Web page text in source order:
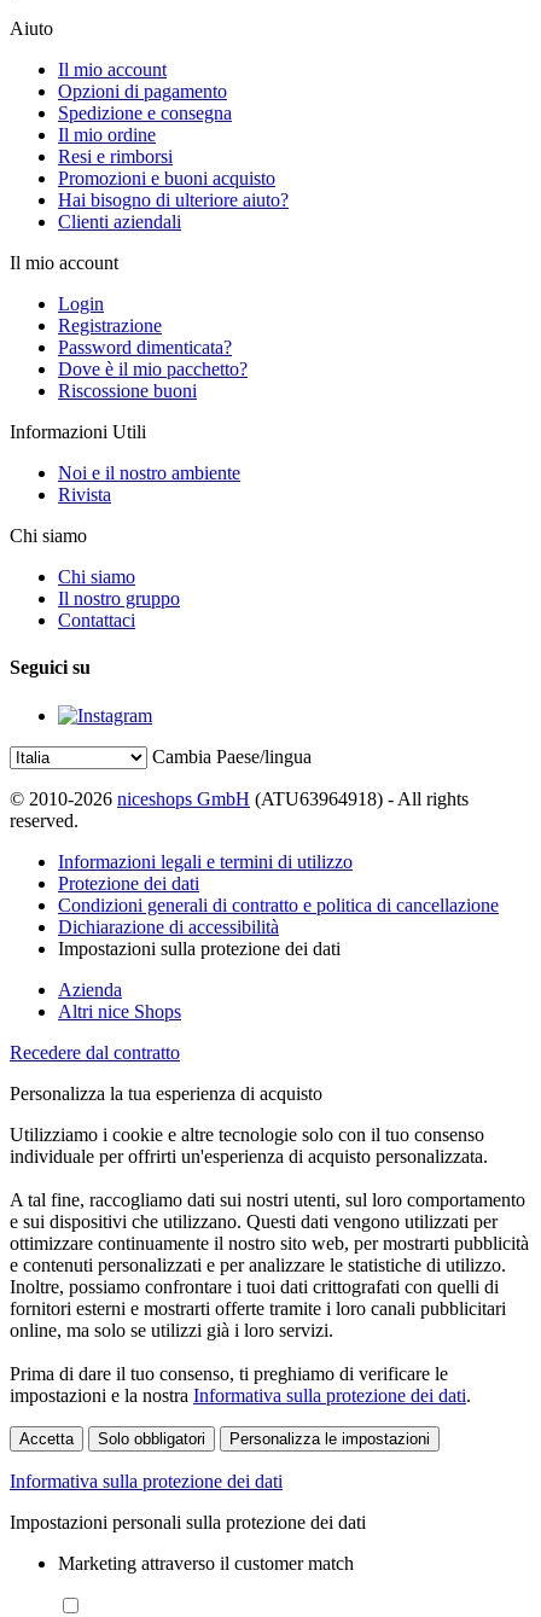
Aiuto
Il mio account
Opzioni di pagamento
Spedizione e consegna
Il mio ordine
Resi e rimborsi
Promozioni e buoni acquisto
Hai bisogno di ulteriore aiuto?
Clienti aziendali
Il mio account
Login
Registrazione
Password dimenticata?
Dove è il mio pacchetto?
Riscossione buoni
Informazioni Utili
Noi e il nostro ambiente
Rivista
Chi siamo
Chi siamo
Il nostro gruppo
Contattaci
Seguici su
Cambia Paese/lingua
© 2010-2026 niceshops GmbH (ATU63964918) - All rights
reserved.
Informazioni legali e termini di utilizzo
Protezione dei dati
Condizioni generali di contratto e politica di cancellazione
Dichiarazione di accessibilità
Impostazioni sulla protezione dei dati
Azienda
Altri nice Shops
Recedere dal contratto
Personalizza la tua esperienza di acquisto
Utilizziamo i cookie e altre tecnologie solo con il tuo consenso
individuale per offrirti un'esperienza di acquisto personalizzata.
A tal fine, raccogliamo dati sui nostri utenti, sul loro comportamento
e sui dispositivi che utilizzano. Questi dati vengono utilizzati per
ottimizzare continuamente il nostro sito web, per mostrarti pubblicità
e contenuti personalizzati e per analizzare le statistiche di utilizzo.
Inoltre, possiamo confrontare i tuoi dati crittografati con quelli di
fornitori esterni e mostrarti offerte tramite i loro canali pubblicitari
online, ma solo se utilizzi già i loro servizi.
Prima di dare il tuo consenso, ti preghiamo di verificare le
impostazioni e la nostra Informativa sulla protezione dei dati.
Accetta Solo obbligatori Personalizza le impostazioni
Informativa sulla protezione dei dati
Impostazioni personali sulla protezione dei dati
Marketing attraverso il customer match